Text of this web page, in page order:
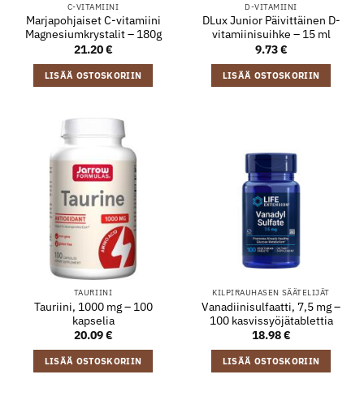
C-VITAMIINI
Marjapohjaiset C-vitamiini
Magnesiumkrystalit – 180g
21.20€
LISÄÄ OSTOSKORIIN
D-VITAMIINI
DLux Junior Päivittäinen D-
vitamiinisuihke – 15 ml
9.73€
LISÄÄ OSTOSKORIIN
TAURIINI
Tauriini, 1000 mg – 100
kapselia
20.09€
LISÄÄ OSTOSKORIIN
KILPIRAUHASEN SÄÄTELIJÄT
Vanadiinisulfaatti, 7,5 mg –
100 kasvissyöjätablettia
18.98€
LISÄÄ OSTOSKORIIN